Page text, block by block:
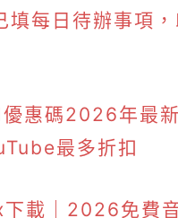
填每日待辦事項，
惠碼2026年最新
最多折扣
載｜2026免費